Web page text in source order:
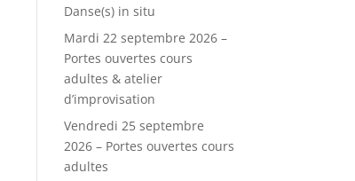
Danse(s) in situ
Mardi 22 septembre 2026 –
Portes ouvertes cours
adultes & atelier
d’improvisation
Vendredi 25 septembre
2026 – Portes ouvertes cours
adultes